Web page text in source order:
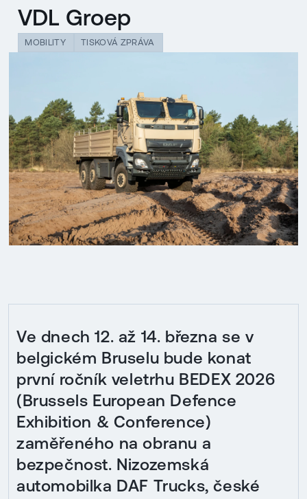
VDL Groep
MOBILITY TISKOVÁ ZPRÁVA
Ve dnech 12. až 14. března se v
belgickém Bruselu bude konat
první ročník veletrhu BEDEX 2026
(Brussels European Defence
Exhibition & Conference)
zaměřeného na obranu a
bezpečnost. Nizozemská
automobilka DAF Trucks, české